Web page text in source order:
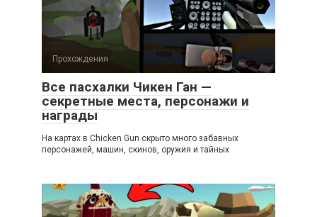
Прохождения
Все пасхалки Чикен Ган —
секретные места, персонажи и
награды
На картах в Chicken Gun скрыто много забавных
персонажей, машин, скинов, оружия и тайных